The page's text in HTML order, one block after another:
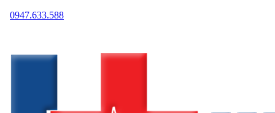
0947.633.588